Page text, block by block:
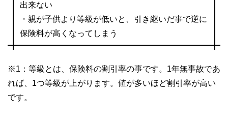
出来ない
・親が子供より等級が低いと、引き継いだ事で逆に
保険料が高くなってしまう
※1：等級とは、保険料の割引率の事です。1年無事故であ
れば、1つ等級が上がります。値が多いほど割引率が高い
です。